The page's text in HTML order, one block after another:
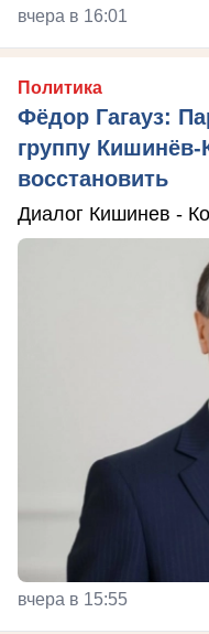
вчера в 16:01
Политика
Фёдор Гагауз:
группу
восстановить
Диалог Кишинев -
вчера в 15:55